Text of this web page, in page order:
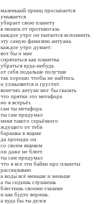
маленький принц просыпается
умывается
убирает свою планету
в мешок от противогаза.
каждое утро он пытается вспомнить
эту самую фамилию антуана.
каждое утро думает:
вот бы и мне
спрятаться как планетка
убраться куда-нибудь
от себя подальше получше
так хорошо чтобы не найтись.
и ухмыляется и грустит.
конечно антуан мог бы сказать
что прятки это метафора
но я всерьёз.
сам ты метафора.
ты сам придумал
меня такого серьёзного
ждущего от тебя
барашка в ящике
да пропади он
со своим ящиком
он даже не блеет.
ты сам придумал
что я все эти байки про планеты
рассказываю
а воды́ всё меньше и меньше
а ты сидишь слушаешь
блестишь своими глазами
и как будто веришь.
а куда бы ты делся